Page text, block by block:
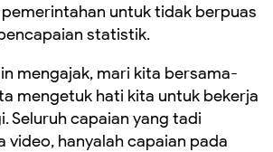
untuk tidak berpuas
statistik.
mengajak, mari kita bersama-
mengetuk hati kita untuk bekerja
Seluruh capaian yang tadi
video, hanyalah capaian pada